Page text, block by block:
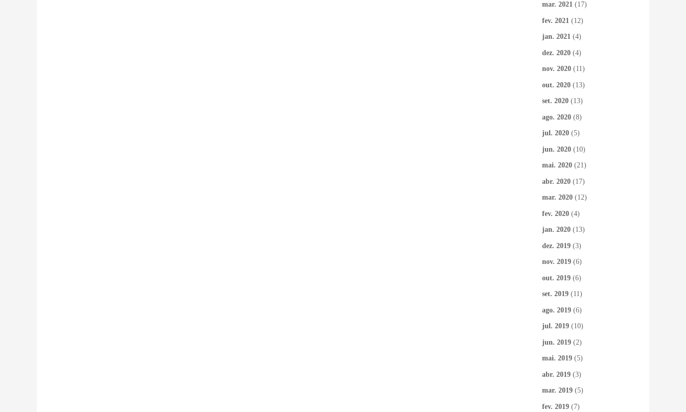
mar. 2021 (17)
fev. 2021 (12)
jan. 2021 (4)
dez. 2020 (4)
nov. 2020 (11)
out. 2020 (13)
set. 2020 (13)
ago. 2020 (8)
jul. 2020 (5)
jun. 2020 (10)
mai. 2020 (21)
abr. 2020 (17)
mar. 2020 (12)
fev. 2020 (4)
jan. 2020 (13)
dez. 2019 (3)
nov. 2019 (6)
out. 2019 (6)
set. 2019 (11)
ago. 2019 (6)
jul. 2019 (10)
jun. 2019 (2)
mai. 2019 (5)
abr. 2019 (3)
mar. 2019 (5)
fev. 2019 (7)